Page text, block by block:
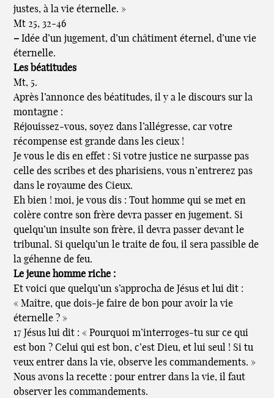
justes, à la vie éternelle. »
Mt 25, 32-46
– Idée d’un jugement, d’un châtiment éternel, d’une vie
éternelle.
Les béatitudes
Mt, 5.
Après l’annonce des béatitudes, il y a le discours sur la
montagne :
Réjouissez-vous, soyez dans l’allégresse, car votre
récompense est grande dans les cieux !
Je vous le dis en effet : Si votre justice ne surpasse pas
celle des scribes et des pharisiens, vous n’entrerez pas
dans le royaume des Cieux.
Eh bien ! moi, je vous dis : Tout homme qui se met en
colère contre son frère devra passer en jugement. Si
quelqu’un insulte son frère, il devra passer devant le
tribunal. Si quelqu’un le traite de fou, il sera passible de
la géhenne de feu.
Le jeune homme riche :
Et voici que quelqu’un s’approcha de Jésus et lui dit :
« Maître, que dois-je faire de bon pour avoir la vie
éternelle ? »
17 Jésus lui dit : « Pourquoi m’interroges-tu sur ce qui
est bon ? Celui qui est bon, c’est Dieu, et lui seul ! Si tu
veux entrer dans la vie, observe les commandements. »
Nous avons la recette : pour entrer dans la vie, il faut
observer les commandements.